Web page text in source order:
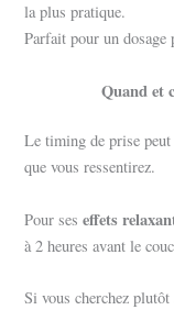
la plus pratique.
Parfait pour un dosage
Quand et
Le timing de prise
que vous ressentirez.
Pour seseffets
à 2 heures avant le
Si vous cherchez